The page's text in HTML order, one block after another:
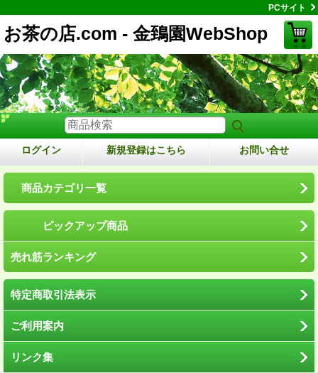
PCサイト
お茶の店.com - 金鵄園WebShop
ログイン 新規登録はこちら お問い合せ
商品カテゴリ一覧
ピックアップ商品
売れ筋ランキング
特定商取引法表示
ご利用案内
リンク集